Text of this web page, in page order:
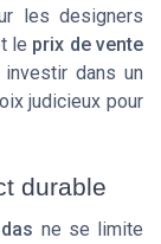
les designers
le prix de vente
dans un
judicieux pour
durable
ne se limite